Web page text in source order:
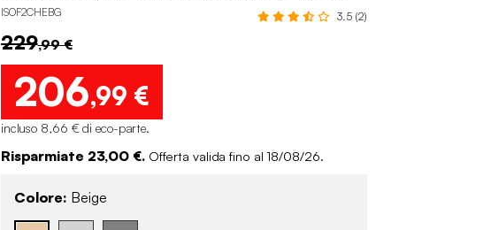
ISOF2CHEBG 3.5 (2)
229,99 €
206,99 €
incluso 8,66 € di eco-parte.
Risparmiate 23,00 €. Offerta valida fino al 18/08/26.
Colore: Beige